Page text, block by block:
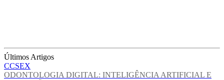
Últimos Artigos
CCSEX
ODONTOLOGIA DIGITAL: INTELIGÊNCIA ARTIFICIAL E